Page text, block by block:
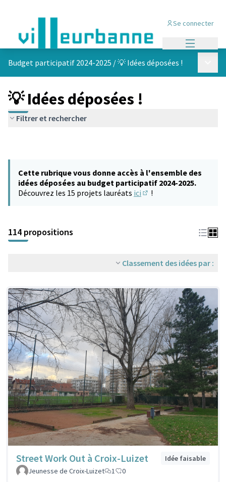
Se connecter
Budget participatif 2024-2025 /💡 Idées déposées !
💡 Idées déposées !
Filtrer et rechercher
Cette rubrique vous donne accès à l'ensemble des
idées déposées au budget participatif 2024-2025.
Découvrez les 15 projets lauréats ici !
114 propositions
Classement des idées par :
Street Work Out à Croix-Luizet
Idée faisable
Jeunesse de Croix-Luizet
1 0